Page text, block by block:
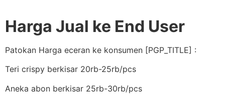
Harga Jual ke End User
Patokan Harga eceran ke konsumen [PGP_TITLE] :
Teri crispy berkisar 20rb-25rb/pcs
Aneka abon berkisar 25rb-30rb/pcs